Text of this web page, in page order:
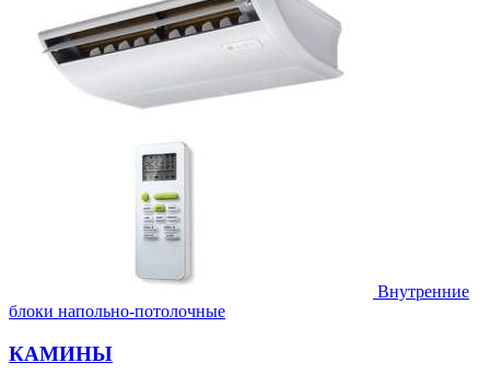
Внутренние
блоки напольно-потолочные
КАМИНЫ